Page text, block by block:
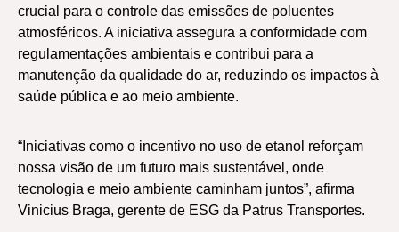
crucial para o controle das emissões de poluentes
atmosféricos. A iniciativa assegura a conformidade com
regulamentações ambientais e contribui para a
manutenção da qualidade do ar, reduzindo os impactos à
saúde pública e ao meio ambiente.
“Iniciativas como o incentivo no uso de etanol reforçam
nossa visão de um futuro mais sustentável, onde
tecnologia e meio ambiente caminham juntos”, afirma
Vinicius Braga, gerente de ESG da Patrus Transportes.